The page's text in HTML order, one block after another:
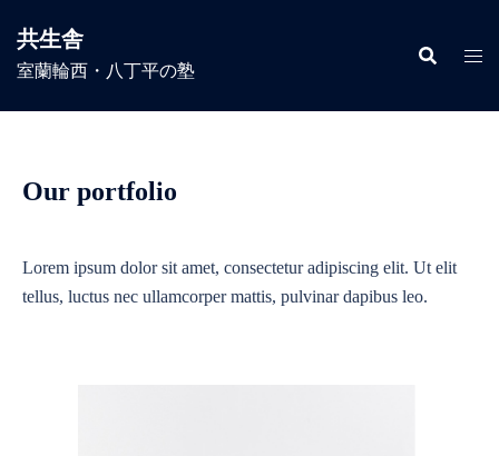
共生舎
室蘭輪西・八丁平の塾
Our portfolio
Lorem ipsum dolor sit amet, consectetur adipiscing elit. Ut elit
tellus, luctus nec ullamcorper mattis, pulvinar dapibus leo.